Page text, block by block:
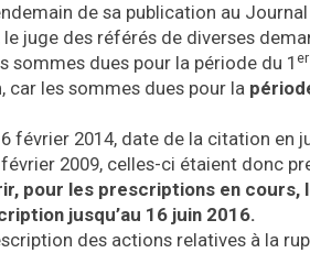
de sa publication au
juge des référés de diverses
sommes dues pour la période du 1 er
car les sommes dues pour la
février 2014, date de la citation en
2009, celles-ci étaient donc
pour les prescriptions en cours,
jusqu’au 16 juin 2016.
des actions relatives à la